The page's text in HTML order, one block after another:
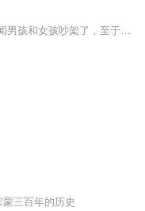
三百年的历史